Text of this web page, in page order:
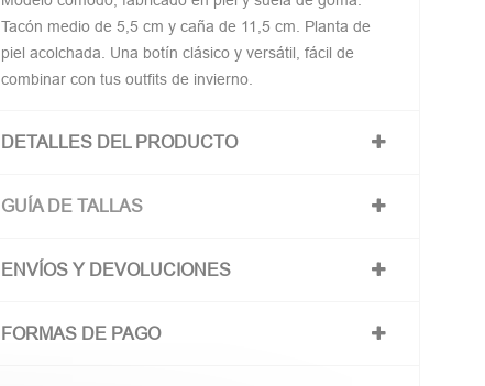
Tacón medio de 5,5 cm y caña de 11,5 cm. Planta de
piel acolchada. Una botín clásico y versátil, fácil de
combinar con tus outfits de invierno.
DETALLES DEL PRODUCTO
GUÍA DE TALLAS
ENVÍOS Y DEVOLUCIONES
FORMAS DE PAGO